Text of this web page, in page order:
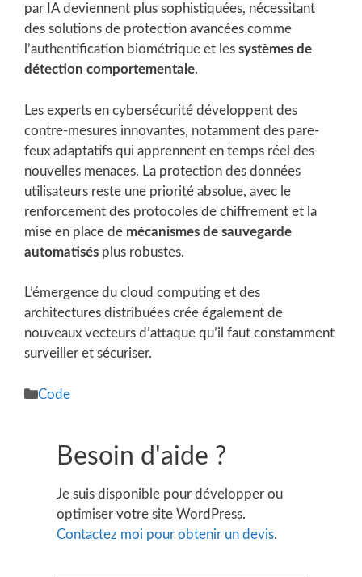
par IA deviennent plus sophistiquées, nécessitant
des solutions de protection avancées comme
l’authentification biométrique et les systèmes de
détection comportementale.
Les experts en cybersécurité développent des
contre-mesures innovantes, notamment des pare-
feux adaptatifs qui apprennent en temps réel des
nouvelles menaces. La protection des données
utilisateurs reste une priorité absolue, avec le
renforcement des protocoles de chiffrement et la
mise en place de mécanismes de sauvegarde
automatisés plus robustes.
L’émergence du cloud computing et des
architectures distribuées crée également de
nouveaux vecteurs d’attaque qu’il faut constamment
surveiller et sécuriser.
Catégories
Code
Besoin d'aide ?
Je suis disponible pour développer ou
optimiser votre site WordPress.
Contactez moi pour obtenir un devis.